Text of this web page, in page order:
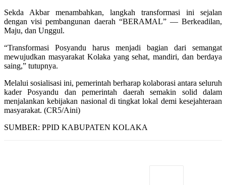
Sekda Akbar menambahkan, langkah transformasi ini sejalan
dengan visi pembangunan daerah “BERAMAL” — Berkeadilan,
Maju, dan Unggul.
“Transformasi Posyandu harus menjadi bagian dari semangat
mewujudkan masyarakat Kolaka yang sehat, mandiri, dan berdaya
saing,” tutupnya.
Melalui sosialisasi ini, pemerintah berharap kolaborasi antara seluruh
kader Posyandu dan pemerintah daerah semakin solid dalam
menjalankan kebijakan nasional di tingkat lokal demi kesejahteraan
masyarakat. (CR5/Aini)
SUMBER: PPID KABUPATEN KOLAKA